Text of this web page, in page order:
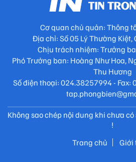
Cơ quan chủ quản: Thông
Địa chỉ: Số 05 Lý Thường Kiệt,
Chịu trách nhiệm: Trưởng
Phó Trưởng ban: Hoàng Như Hoa,
Thu Hương
Số điện thoại: 024.38257994 - Fax:
Không sao chép nội dung khi chưa
!
Trang chủ
Giới